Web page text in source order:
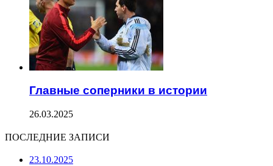
Главные соперники в истории
26.03.2025
ПОСЛЕДНИЕ ЗАПИСИ
23.10.2025